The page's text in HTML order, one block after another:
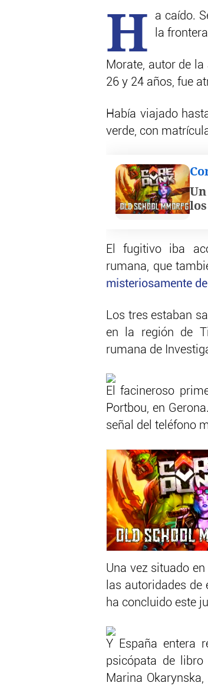
H
a caído.
la
Morate, autor de
26 y 24 años, fue
Había viajado
verde, con
El fugitivo iba
rumana, que
misteriosamente
Los tres estaban
en la región de
rumana de
El facineroso
Portbou, en
señal del teléfono
Una vez situado
las autoridades
ha concluido este
Y España entera
psicópata de
Marina